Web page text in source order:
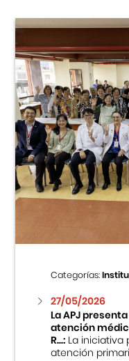
Categorías:
27/05/2026
La APJ
atención
R...:La iniciativa
atención